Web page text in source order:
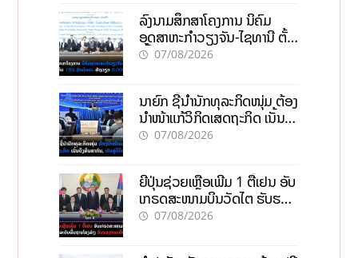
ລົງນາມສຶກສາໂຄງການ ນິຄົມ
ອຸດສາຫະກຳວຽງຈັນ-ໄຊທານີ ຕັ້ງ
ເປົ້າດຶງທຶນ 150 ລ້ານໂດລາ, ສ້າງ
07/08/2026
ນາຍົກ ຊີ້ນຳນັກທຸລະກິດໜຸ່ມ ຕ້ອງ
ນຳໜ້າແກ້ວິກິດເສດຖະກິດ ເນັ້ນດຶງ
ທຶນສາກົນ, ຫັນສູ່ດິຈິຕອນ
07/08/2026
ຍີ່ປຸ່ນຊ່ວຍເຫຼືອເພີ່ມ 1 ຕື້ເຢນ ອັບ
ເກຣດສະໜາມບິນວັດໄຕ ຮັບຮອງ
ການເຕີບໂຕ
07/08/2026